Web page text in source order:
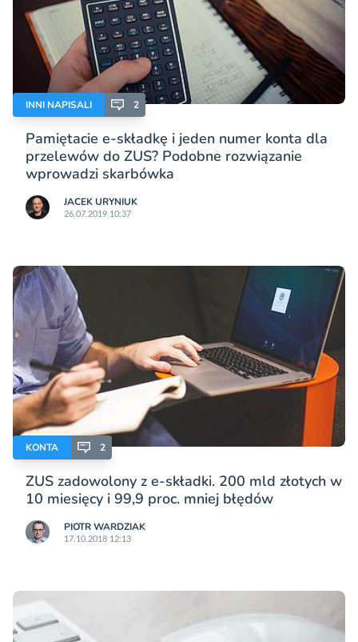
INNI NAPISALI 2
Pamiętacie e-składkę i jeden numer konta dla
przelewów do ZUS? Podobne rozwiązanie
wprowadzi skarbówka
JACEK URYNIUK
26.07.2019 10:37
KONTA 2
ZUS zadowolony z e-składki. 200 mld złotych w
10 miesięcy i 99,9 proc. mniej błędów
PIOTR WARDZIAK
17.10.2018 12:13